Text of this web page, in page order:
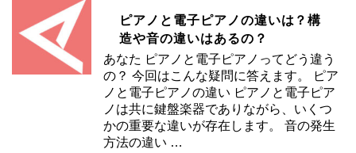
ピアノと電子ピアノの違いは？構
造や音の違いはあるの？
あなた ピアノと電子ピアノってどう違う
の？ 今回はこんな疑問に答えます。 ピア
ノと電子ピアノの違い ピアノと電子ピア
ノは共に鍵盤楽器でありながら、いくつ
かの重要な違いが存在します。 音の発生
方法の違い …